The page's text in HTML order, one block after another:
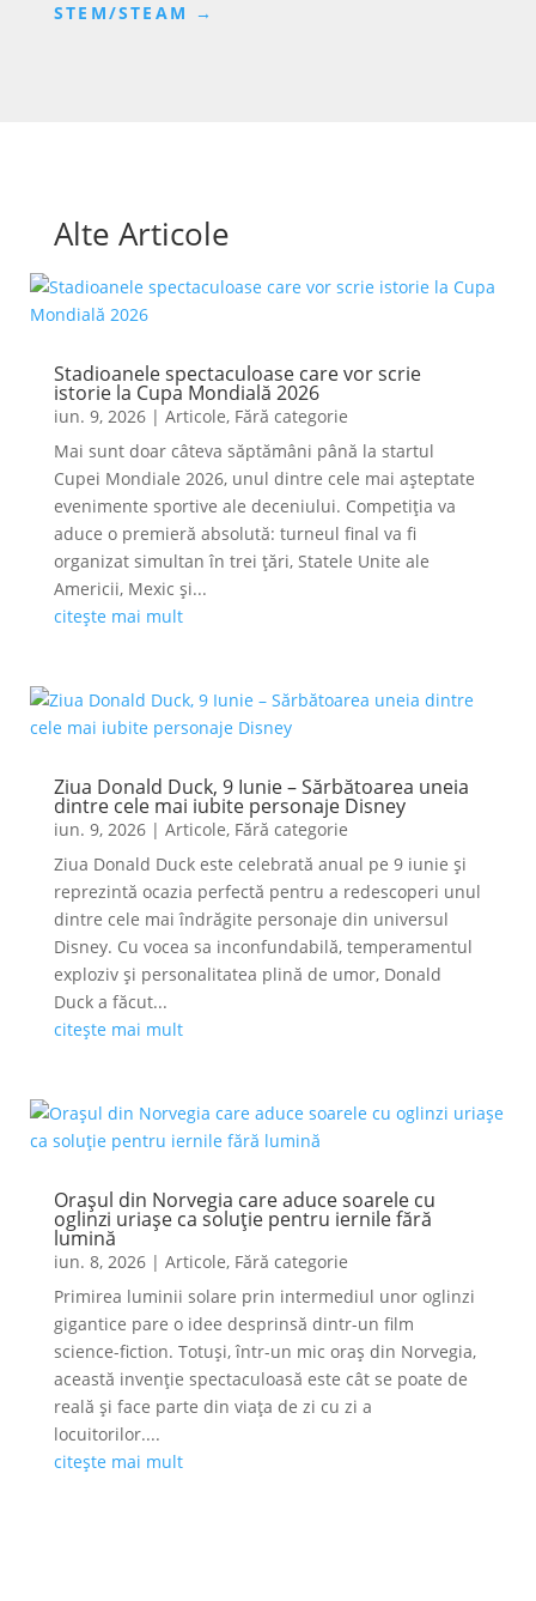
STEM/STEAM →
Alte Articole
Stadioanele spectaculoase care vor scrie
istorie la Cupa Mondială 2026
iun. 9, 2026| Articole, Fără categorie
Mai sunt doar câteva săptămâni până la startul
Cupei Mondiale 2026, unul dintre cele mai așteptate
evenimente sportive ale deceniului. Competiția va
aduce o premieră absolută: turneul final va fi
organizat simultan în trei țări, Statele Unite ale
Americii, Mexic și...
citește mai mult
Ziua Donald Duck, 9 Iunie – Sărbătoarea uneia
dintre cele mai iubite personaje Disney
iun. 9, 2026| Articole, Fără categorie
Ziua Donald Duck este celebrată anual pe 9 iunie și
reprezintă ocazia perfectă pentru a redescoperi unul
dintre cele mai îndrăgite personaje din universul
Disney. Cu vocea sa inconfundabilă, temperamentul
exploziv și personalitatea plină de umor, Donald
Duck a făcut...
citește mai mult
Orașul din Norvegia care aduce soarele cu
oglinzi uriașe ca soluție pentru iernile fără
lumină
iun. 8, 2026| Articole, Fără categorie
Primirea luminii solare prin intermediul unor oglinzi
gigantice pare o idee desprinsă dintr-un film
science-fiction. Totuși, într-un mic oraș din Norvegia,
această invenție spectaculoasă este cât se poate de
reală și face parte din viața de zi cu zi a
locuitorilor....
citește mai mult